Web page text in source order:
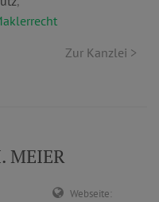
Zur Kanzlei >
MEIER
Webseite: